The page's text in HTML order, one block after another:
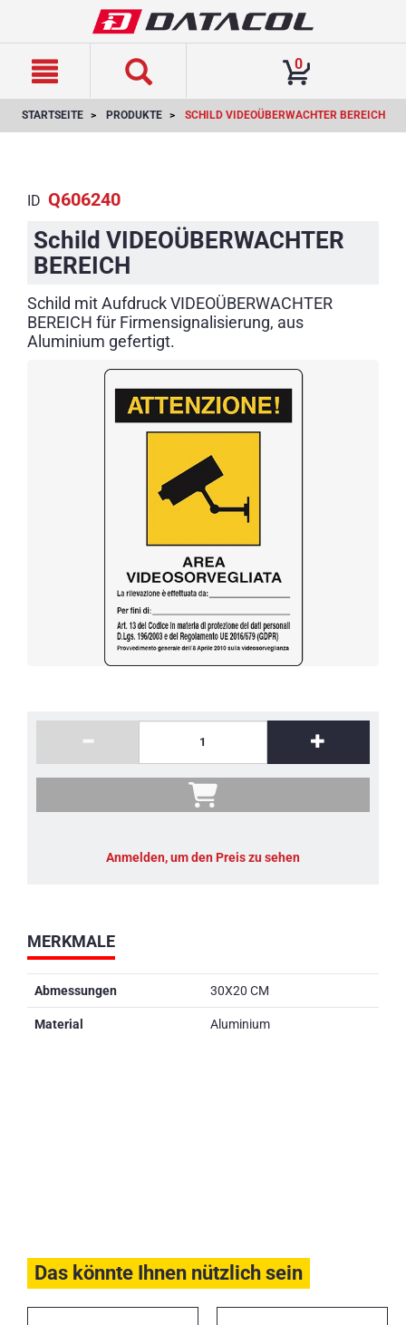
0
STARTSEITE PRODUKTE SCHILD VIDEOÜBERWACHTER BEREICH
ID Q606240
Schild VIDEOÜBERWACHTER
BEREICH
Schild mit Aufdruck VIDEOÜBERWACHTER
BEREICH für Firmensignalisierung, aus
Aluminium gefertigt.
MERKMALE
Abmessungen 30X20 CM
Material Aluminium
Anmelden, um den Preis zu sehen
Das könnte Ihnen nützlich sein